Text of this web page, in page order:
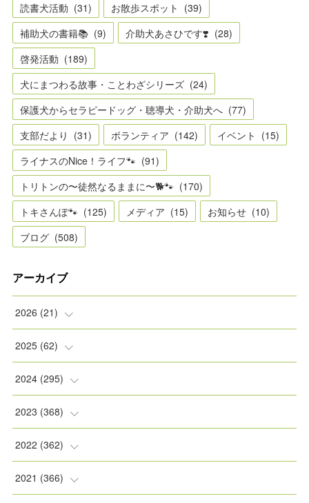
読書犬活動 (31) お散歩スポット (39)
補助犬の書籍📚 (9) 介助犬あさひです❣️ (28)
啓発活動 (189)
犬にまつわる故事・ことわざシリーズ (24)
保護犬からセラピードッグ・聴導犬・介助犬へ (77)
支部だより (31) ボランティア (142) イベント (15)
ライナスのNice！ライフ🐾 (91)
トリトンの〜徒然なるままに〜🐕🐾 (170)
トキさんぽ🐾 (125) メディア (15) お知らせ (10)
ブログ (508)
アーカイブ
2026 (21)
(2)
(2)
(2)
(5)
( 3 )
2025 (62)
(8)
(5)
(9)
(1)
2024 (295)
(8)
(11)
(11)
2023 (368)
(31)
(30)
2022 (362)
(30)
2021 (366)